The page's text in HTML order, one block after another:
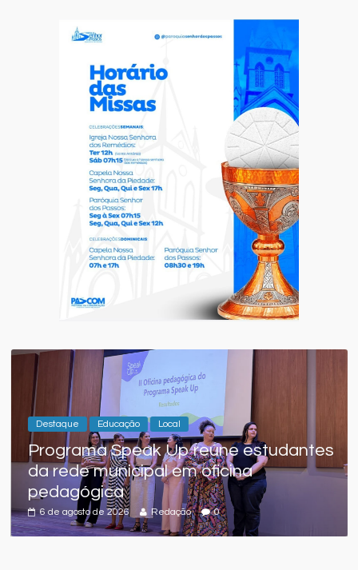
Destaque Educação Local
Programa Speak Up reúne estudantes
da rede municipal em oficina
pedagógica
6 de agosto de 2026 Redação 0